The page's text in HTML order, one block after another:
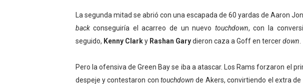
La segunda mitad se abrió con una escapada de 60 yardas de Aaron
backconseguiría el acarreo de un nuevo touchdown, con la
seguido, Kenny Clarky Rashan Garydieron caza a Goff en tercerdown
Pero la ofensiva de Green Bay se iba a atascar. Los Rams forzaron el
despeje y contestaron contouchdown de Akers, convirtiendo el extra de